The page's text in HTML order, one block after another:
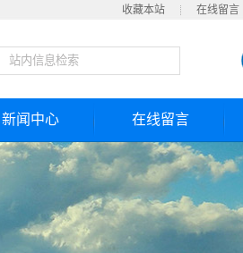
收藏本站 在线留言
新闻中心
公司新闻
技术知识
在线留言